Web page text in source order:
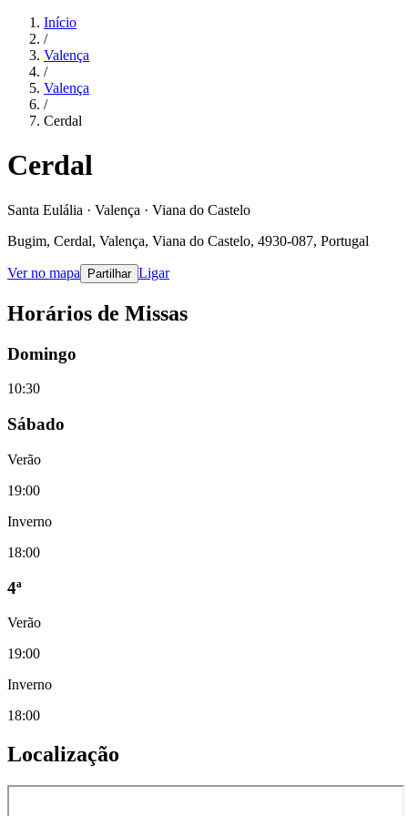
Início
/
Valença
/
Valença
/
Cerdal
Cerdal
Santa Eulália · Valença · Viana do Castelo
Bugim, Cerdal, Valença, Viana do Castelo, 4930-087, Portugal
Ver no mapa Partilhar Ligar
Horários de Missas
Domingo
10:30
Sábado
Verão
19:00
Inverno
18:00
4ª
Verão
19:00
Inverno
18:00
Localização